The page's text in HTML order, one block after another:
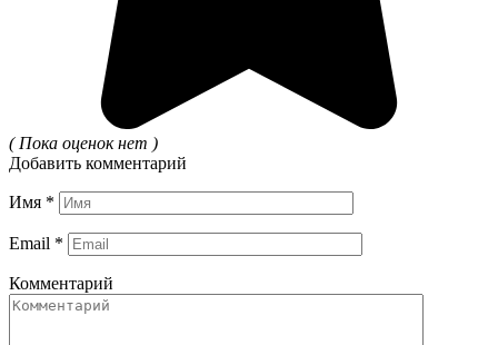
( Пока оценок нет )
Добавить комментарий
Имя *
Email *
Комментарий